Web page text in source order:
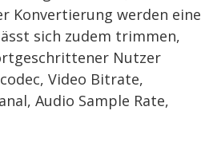
Konvertierung werden eine
sich zudem trimmen,
Nutzer
Video Bitrate,
Audio Sample Rate,